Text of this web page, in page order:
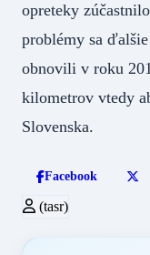
opreteky
problémy sa
obnovili v roku
kilometrov vtedy
Slovenska.
Facebook
(tasr)